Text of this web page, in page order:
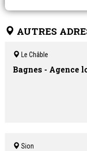
AUTRES
Le Châble
Bagnes - Agence
Sion